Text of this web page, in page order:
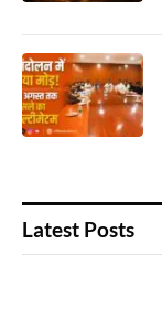
Latest Posts